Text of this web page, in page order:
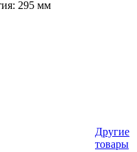
295 мм
Другие
товары